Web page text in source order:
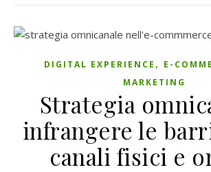
DIGITAL EXPERIENCE , E-
MARKETING
Strategia
infrangere le
canali fisici e